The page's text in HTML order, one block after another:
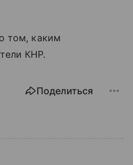
том, каким
КНР.
Поделиться